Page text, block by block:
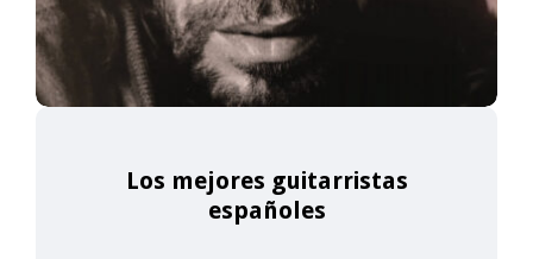
Los mejores guitarristas
españoles